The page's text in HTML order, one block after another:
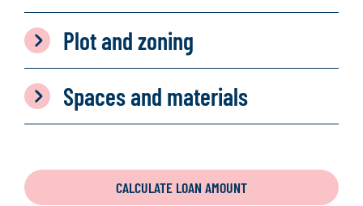
Plot and zoning
Spaces and materials
CALCULATE LOAN AMOUNT